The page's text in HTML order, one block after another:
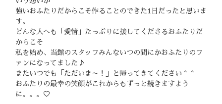
強いおふたりだからこそ作ることのできた1日だったと思いま
す。
どんな人へも「愛情」たっぷりに接してくださるおふたりだ
からこそ
私を始め、当館のスタッフみんないつの間にかおふたりのフ
ァンになってました♪
またいつでも「ただいま～！」と帰ってきてください＾＾
おふたりの最幸の笑顔がこれからもずっと続きますよう
に。。。♡